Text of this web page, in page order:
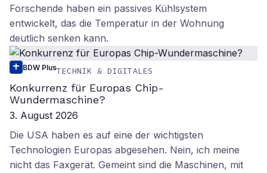
Forschende haben ein passives Kühlsystem
entwickelt, das die Temperatur in der Wohnung
deutlich senken kann.
BDW PlusTECHNIK & DIGITALES
Konkurrenz für Europas Chip-
Wundermaschine?
3. August 2026
Die USA haben es auf eine der wichtigsten
Technologien Europas abgesehen. Nein, ich meine
nicht das Faxgerät. Gemeint sind die Maschinen, mit